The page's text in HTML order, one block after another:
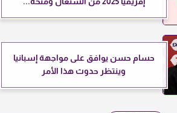
حسام حسن يوافق على مواجهة إسبانيا
وينتظر حدوث هذا الأمر